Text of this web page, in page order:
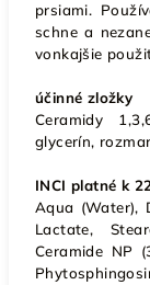
prsiami.
schne a
vonkajšie
účinné zložky
Ceramidy
glycerín, r
INCI platné k
Aqua (Water),
Lactate,
Ceramide NP